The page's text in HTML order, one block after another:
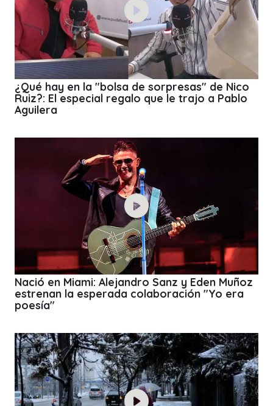
¿Qué hay en la "bolsa de sorpresas" de Nico
Ruiz?: El especial regalo que le trajo a Pablo
Aguilera
Nació en Miami: Alejandro Sanz y Eden Muñoz
estrenan la esperada colaboración "Yo era
poesía"